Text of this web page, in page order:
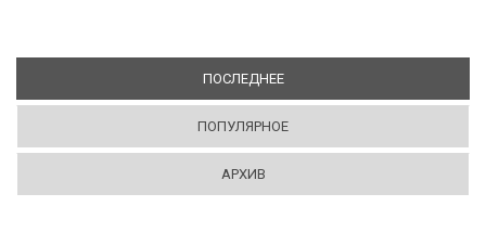
ПОСЛЕДНЕЕ(АКТИВНАЯ ВКЛАДКА)
ПОПУЛЯРНОЕ
АРХИВ